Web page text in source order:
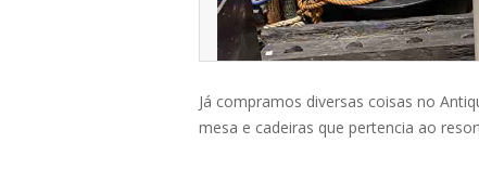
Já compramos diversas coisas no
mesa e cadeiras que pertencia ao